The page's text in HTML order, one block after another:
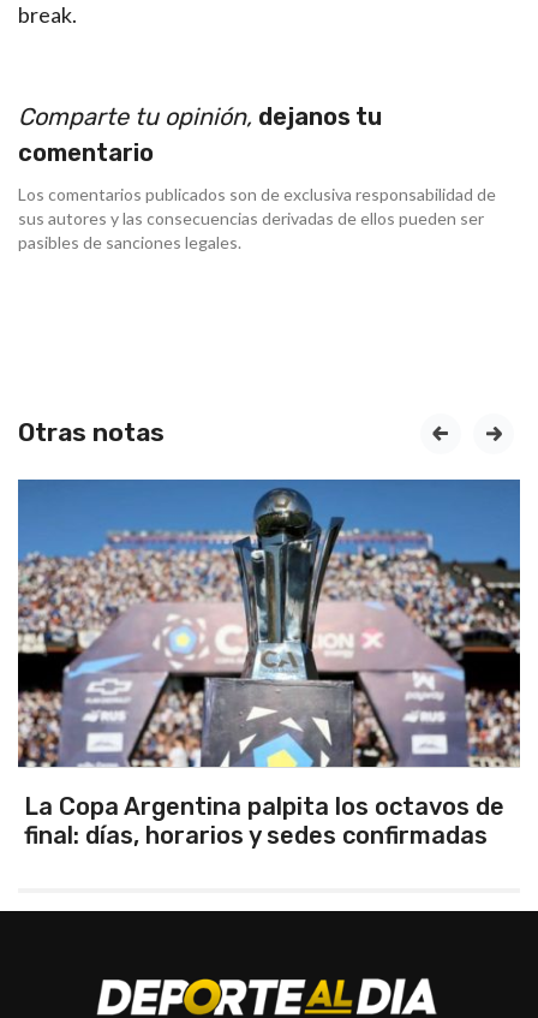
break.
Comparte tu opinión, dejanos tu
comentario
Los comentarios publicados son de exclusiva responsabilidad de
sus autores y las consecuencias derivadas de ellos pueden ser
pasibles de sanciones legales.
Otras notas
de
Los seleccionados Sub 15 y Sub
Tandil ganaron en el debut
prev next